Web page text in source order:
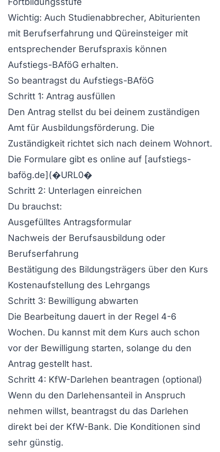
Wichtig: Auch Studienabbrecher, Abiturienten
mit Berufserfahrung und Qüreinsteiger mit
entsprechender Berufspraxis können
Aufstiegs-BAföG erhalten.
So beantragst du Aufstiegs-BAföG
Schritt 1: Antrag ausfüllen
Den Antrag stellst du bei deinem zuständigen
Amt für Ausbildungsförderung. Die
Zuständigkeit richtet sich nach deinem Wohnort.
Die Formulare gibt es online auf [aufstiegs-
bafög.de](�URL0�
Schritt 2: Unterlagen einreichen
Du brauchst:
Ausgefülltes Antragsformular
Nachweis der Berufsausbildung oder
Berufserfahrung
Bestätigung des Bildungsträgers über den Kurs
Kostenaufstellung des Lehrgangs
Schritt 3: Bewilligung abwarten
Die Bearbeitung dauert in der Regel 4-6
Wochen. Du kannst mit dem Kurs auch schon
vor der Bewilligung starten, solange du den
Antrag gestellt hast.
Schritt 4: KfW-Darlehen beantragen (optional)
Wenn du den Darlehensanteil in Anspruch
nehmen willst, beantragst du das Darlehen
direkt bei der KfW-Bank. Die Konditionen sind
sehr günstig.